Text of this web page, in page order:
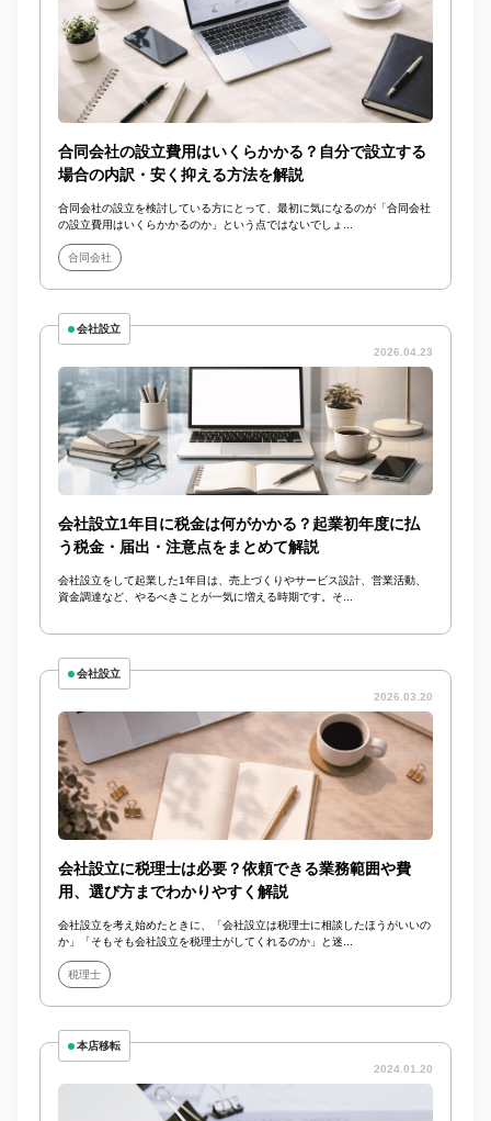
合同会社の設立費用はいくらかかる？自分で設立する
場合の内訳・安く抑える方法を解説
合同会社の設立を検討している方にとって、最初に気になるのが「合同会社
の設立費用はいくらかかるのか」という点ではないでしょ...
合同会社
会社設立
2026.04.23
会社設立1年目に税金は何がかかる？起業初年度に払
う税金・届出・注意点をまとめて解説
会社設立をして起業した1年目は、売上づくりやサービス設計、営業活動、
資金調達など、やるべきことが一気に増える時期です。そ...
会社設立
2026.03.20
会社設立に税理士は必要？依頼できる業務範囲や費
用、選び方までわかりやすく解説
会社設立を考え始めたときに、「会社設立は税理士に相談したほうがいいの
か」「そもそも会社設立を税理士がしてくれるのか」と迷...
税理士
本店移転
2024.01.20